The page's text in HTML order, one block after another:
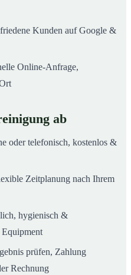
Kunden auf Google &
Online-Anfrage,
ab
oder telefonisch, kostenlos &
Zeitplanung nach Ihrem
hygienisch &
Equipment
prüfen, Zahlung
Rechnung